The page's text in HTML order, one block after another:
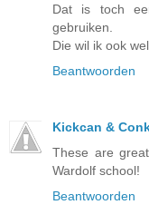
Dat is toch
gebruiken.
Die wil ik ook
Beantwoorden
Kickcan &
These are
Wardolf school!
Beantwoorden